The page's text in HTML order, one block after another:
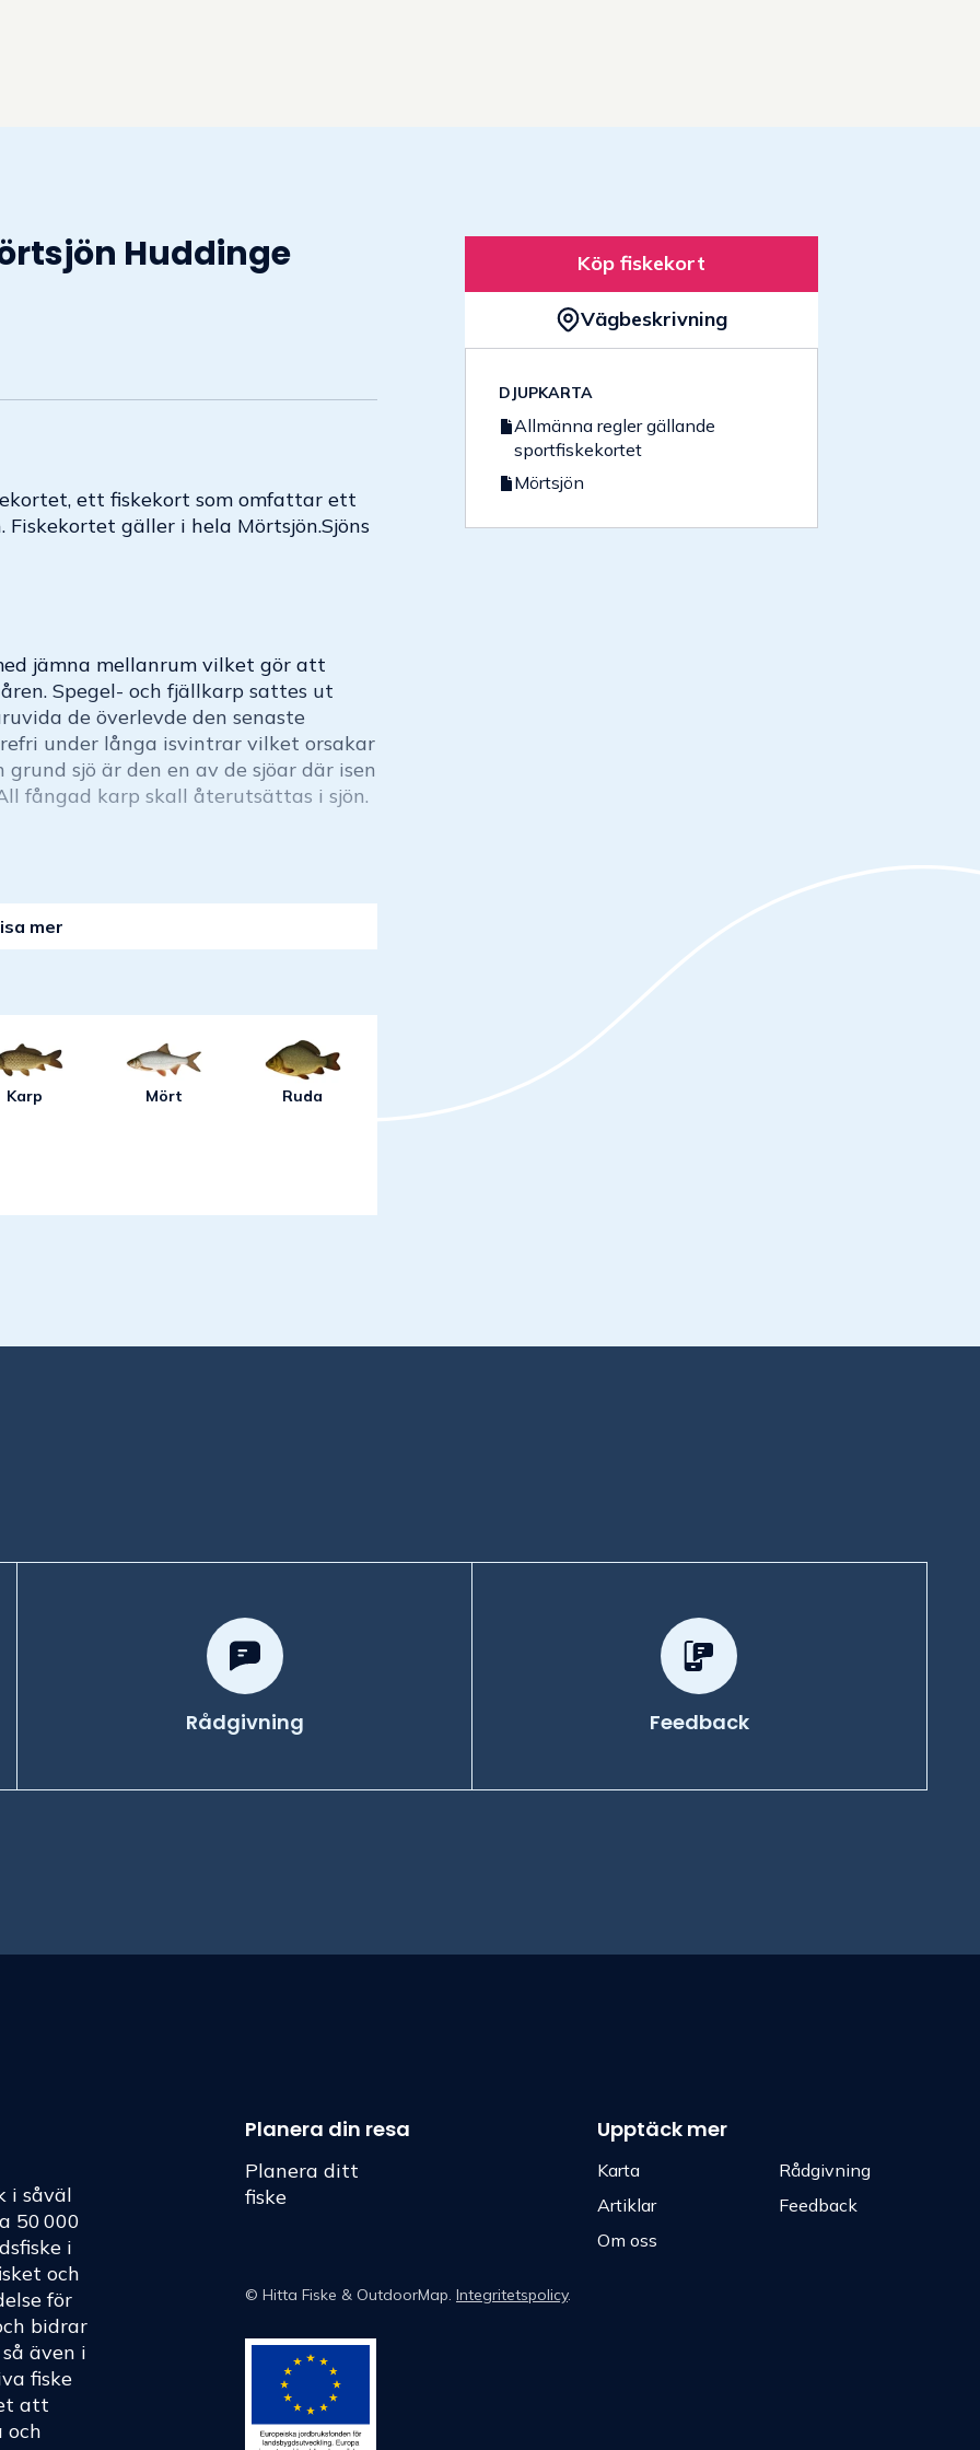
Huddinge
ett fiskekort som omfattar ett
gäller i hela Mörtsjön.Sjöns
jämna mellanrum vilket gör att
Spegel- och fjällkarp sattes ut
de överlevde den senaste
under långa isvintrar vilket orsakar
sjö är den en av de sjöar där isen
fångad karp skall återutsättas i sjön.
till buss, kliv av vid Balingsnäs.
mer
Karp Mört Ruda
Köp fiskekort
Vägbeskrivning
DJUPKARTA
Allmänna regler gällande
sportfiskekortet
Mörtsjön
Rådgivning Feedback
i såväl
50 000
i
och
för
bidrar
även i
fiske
att
och
Planera din resa
Planera ditt
fiske
Upptäck mer
Karta
Artiklar
Om oss
Rådgivning
Feedback
© Hitta Fiske & OutdoorMap. Integritetspolicy.